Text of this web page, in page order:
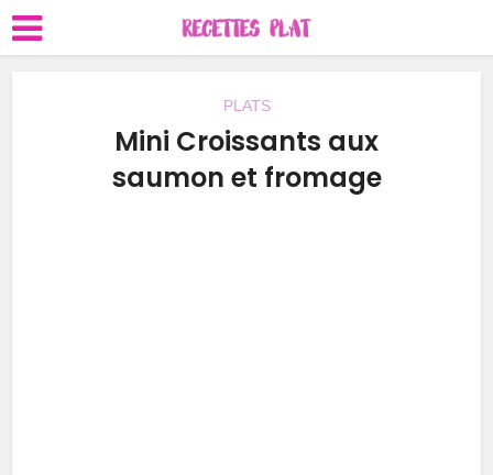
PLATS
Mini Croissants aux
saumon et fromage